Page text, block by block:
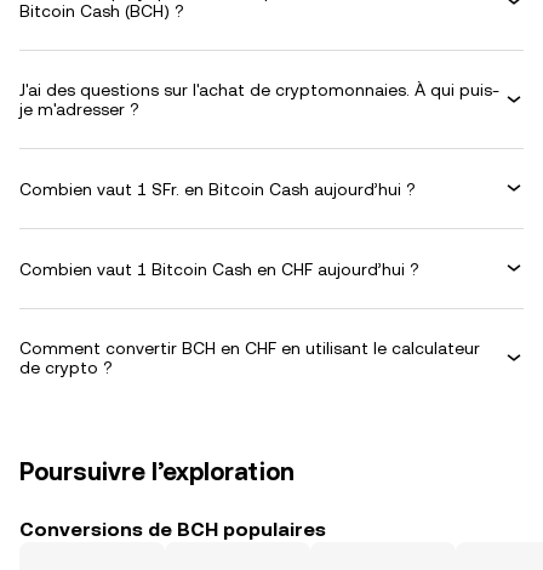
Bitcoin Cash (BCH) ?
J'ai des questions sur l'achat de cryptomonnaies. À qui puis-
je m'adresser ?
Combien vaut 1 SFr. en Bitcoin Cash aujourd’hui ?
Combien vaut 1 Bitcoin Cash en CHF aujourd’hui ?
Comment convertir BCH en CHF en utilisant le calculateur
de crypto ?
Poursuivre l’exploration
Conversions de BCH populaires